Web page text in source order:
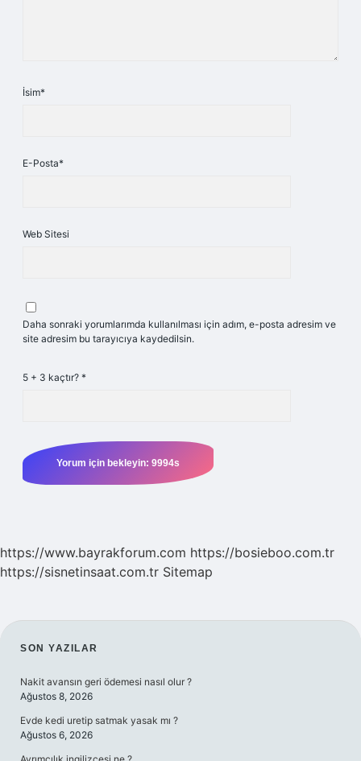
İsim*
E-Posta*
Web Sitesi
Daha sonraki yorumlarımda kullanılması için adım, e-posta adresim ve
site adresim bu tarayıcıya kaydedilsin.
5 + 3 kaçtır? *
https://www.bayrakforum.com https://bosieboo.com.tr
https://sisnetinsaat.com.tr Sitemap
SIDEBAR
SON YAZILAR
Nakit avansın geri ödemesi nasıl olur ?
Ağustos 8, 2026
Evde kedi uretip satmak yasak mı ?
Ağustos 6, 2026